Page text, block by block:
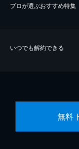
プロが選ぶおすすめ特集
いつでも解約できる
無料